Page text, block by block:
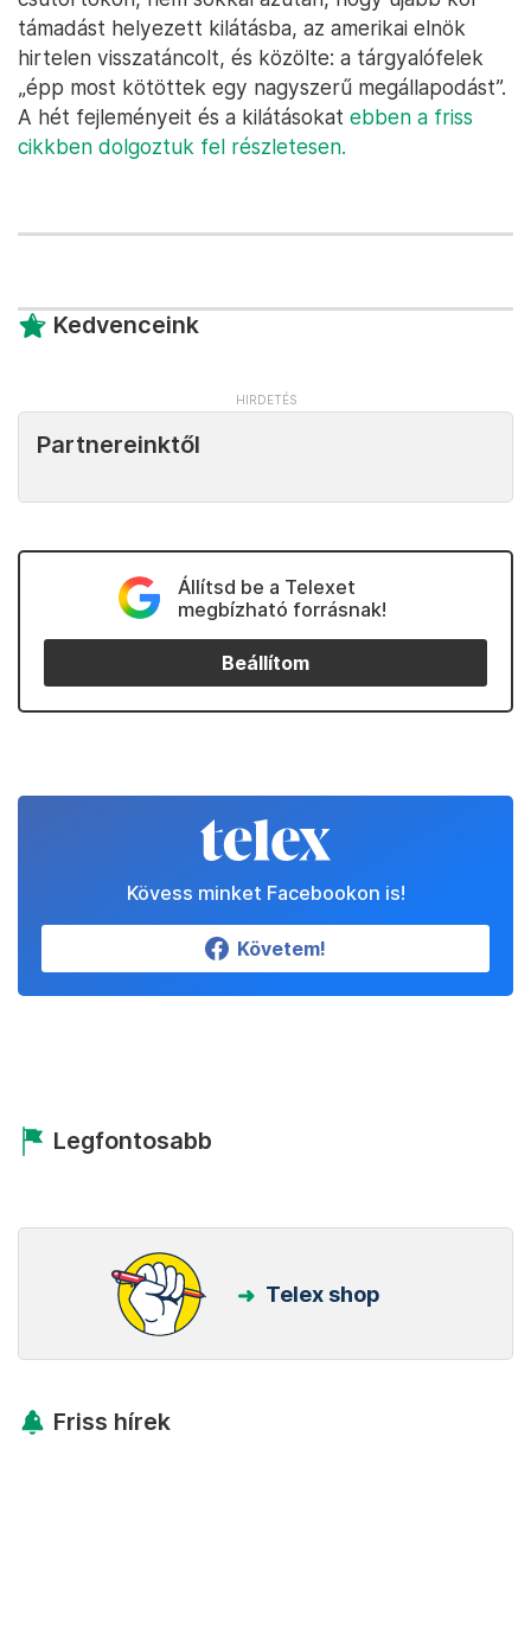
támadást helyezett kilátásba, az amerikai elnök
hirtelen visszatáncolt, és közölte: a tárgyalófelek
„épp most kötöttek egy nagyszerű megállapodást”.
A hét fejleményeit és a kilátásokat ebben a friss
cikkben dolgoztuk fel részletesen.
Kedvenceink
Partnereinktől
Állítsd be a Telexet
megbízható forrásnak!
Beállítom
Kövess minket Facebookon is!
Követem!
Legfontosabb
Telex shop
Friss hírek